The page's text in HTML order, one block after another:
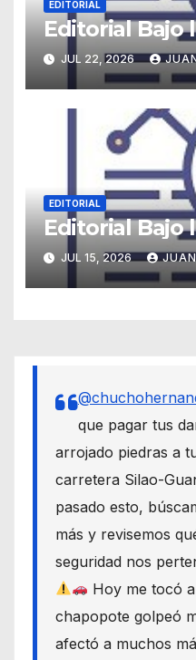
EDITORIAL
Editorial Bajo
JUL 22, 2026
EDITORIAL
Editorial Bajo
JUL 15, 2026
que pagar tus
arrojado piedras a
carretera Silao-
pasado esto,
más y revisemos
seguridad nos
Hoy me tocó
chapopote golpeó
afectó a muchos